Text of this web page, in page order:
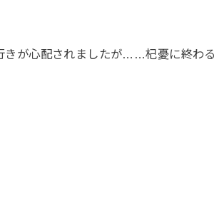
きが心配されましたが……杞憂に終わる